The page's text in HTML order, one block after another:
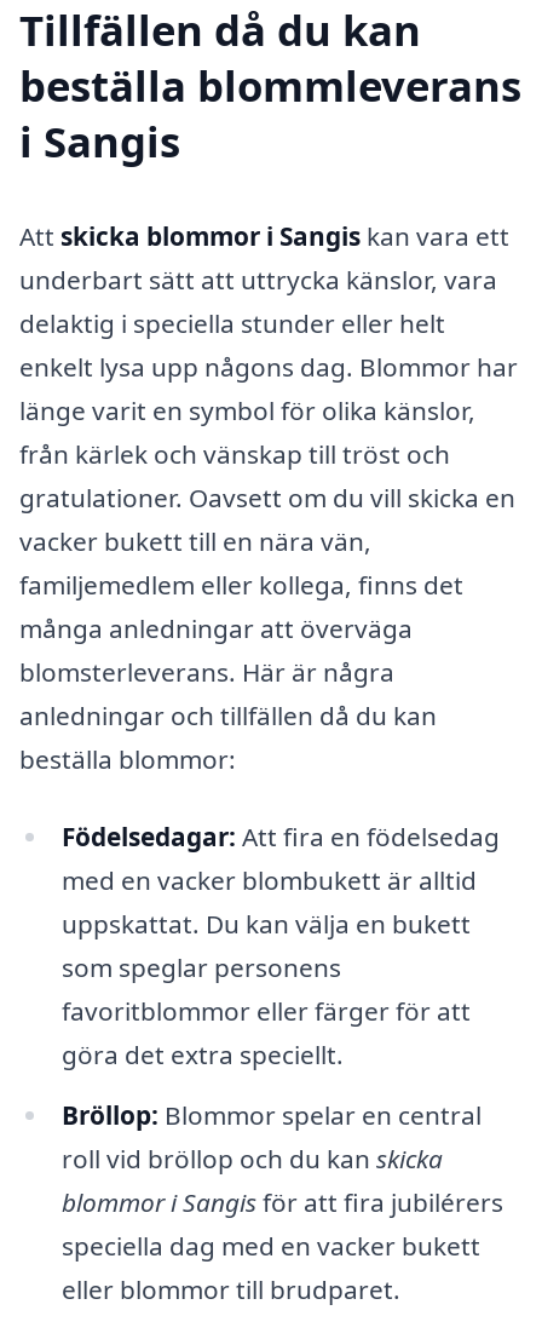
Tillfällen då du kan
beställa blommleverans
i Sangis
Att skicka blommor i Sangis kan vara ett
underbart sätt att uttrycka känslor, vara
delaktig i speciella stunder eller helt
enkelt lysa upp någons dag. Blommor har
länge varit en symbol för olika känslor,
från kärlek och vänskap till tröst och
gratulationer. Oavsett om du vill skicka en
vacker bukett till en nära vän,
familjemedlem eller kollega, finns det
många anledningar att överväga
blomsterleverans. Här är några
anledningar och tillfällen då du kan
beställa blommor:
Födelsedagar: Att fira en födelsedag
med en vacker blombukett är alltid
uppskattat. Du kan välja en bukett
som speglar personens
favoritblommor eller färger för att
göra det extra speciellt.
Bröllop: Blommor spelar en central
roll vid bröllop och du kan skicka
blommor i Sangisför att fira jubilérers
speciella dag med en vacker bukett
eller blommor till brudparet.